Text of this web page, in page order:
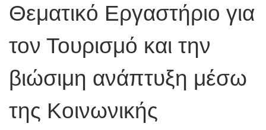
Θεματικό Εργαστήριο για
τον Τουρισμό και την
βιώσιμη ανάπτυξη μέσω
της Κοινωνικής